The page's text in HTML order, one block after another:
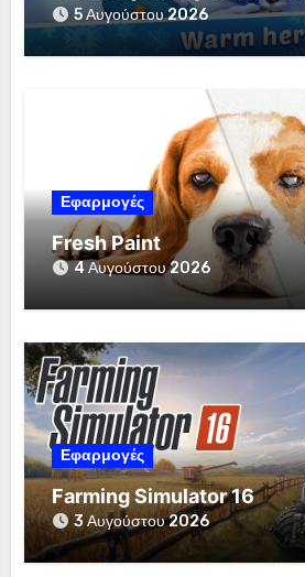
5 Αυγούστου 2026
Εφαρμογές
Fresh Paint
4 Αυγούστου 2026
Εφαρμογές
Farming Simulator 16
3 Αυγούστου 2026